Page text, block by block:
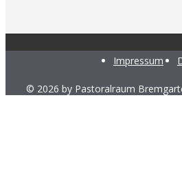
Impressum
© 2026 by Pastoralraum